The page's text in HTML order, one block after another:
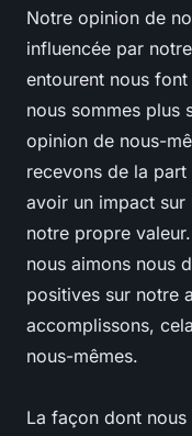
Notre opinion de
influencée par
entourent nous
nous sommes plus
opinion de nous-
recevons de la
avoir un impact
notre propre
nous aimons nous
positives sur notre
accomplissons,
nous-mêmes.
La façon dont